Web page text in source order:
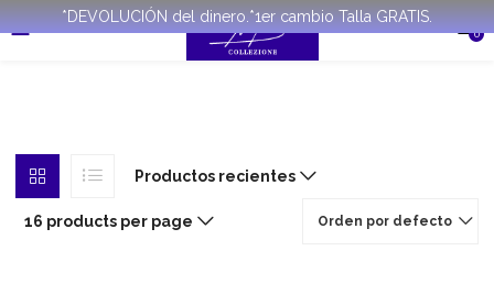
*DEVOLUCIÓN del dinero.*1er cambio Talla GRATIS.
0
Productos recientes
Orden por defecto
16 products per page